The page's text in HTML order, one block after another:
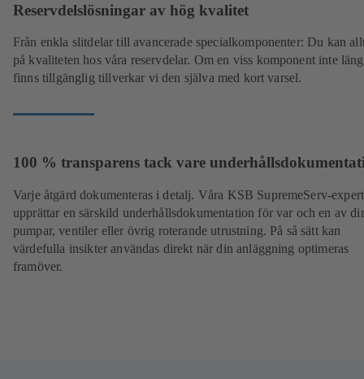
Reservdelslösningar av hög kvalitet
Från enkla slitdelar till avancerade specialkomponenter: Du kan
på kvaliteten hos våra reservdelar. Om en viss komponent inte
finns tillgänglig tillverkar vi den själva med kort varsel.
100 % transparens tack vare
Varje åtgärd dokumenteras i detalj. Våra KSB SupremeServ-
upprättar en särskild underhållsdokumentation för var och en av
pumpar, ventiler eller övrig roterande utrustning. På så sätt kan
värdefulla insikter användas direkt när din anläggning optimeras
framöver.